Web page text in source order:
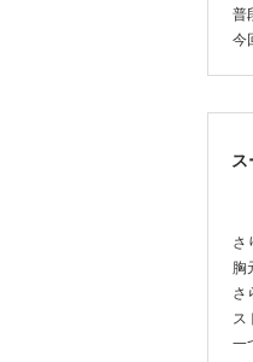
普
今
さ
胸
さ
ス
一